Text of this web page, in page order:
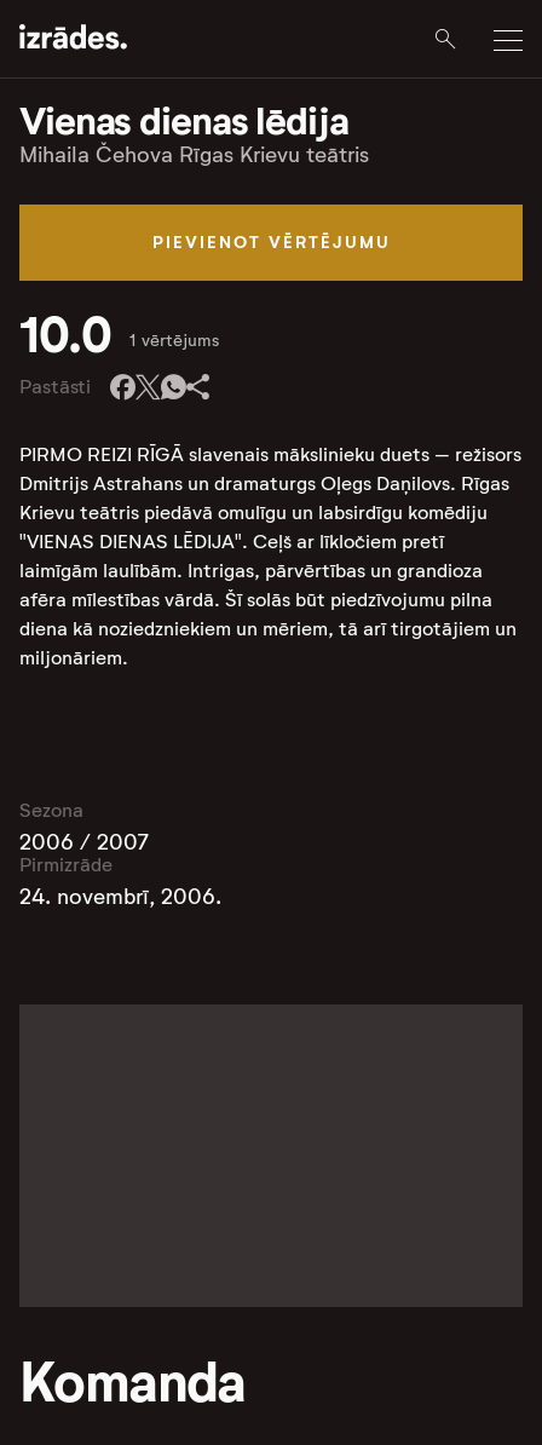
Vienas dienas lēdija
Mihaila Čehova Rīgas Krievu teātris
PIEVIENOT VĒRTĒJUMU
10.0 1 vērtējums
Pastāsti
PIRMO REIZI RĪGĀ slavenais mākslinieku duets – režisors
Dmitrijs Astrahans un dramaturgs Oļegs Daņilovs. Rīgas
Krievu teātris piedāvā omulīgu un labsirdīgu komēdiju
"VIENAS DIENAS LĒDIJA". Ceļš ar līkločiem pretī
laimīgām laulībām. Intrigas, pārvērtības un grandioza
afēra mīlestības vārdā. Šī solās būt piedzīvojumu pilna
diena kā noziedzniekiem un mēriem, tā arī tirgotājiem un
miljonāriem.
Sezona
2006 / 2007
Pirmizrāde
24. novembrī, 2006.
Komanda